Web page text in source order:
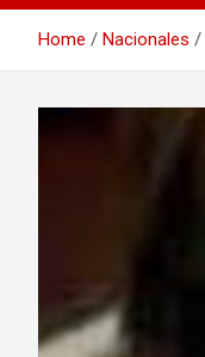
Home Nacionales